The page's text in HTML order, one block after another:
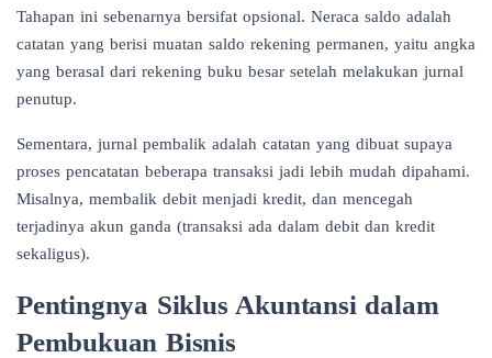
Tahapan ini sebenarnya bersifat opsional. Neraca saldo adalah
catatan yang berisi muatan saldo rekening permanen, yaitu angka
yang berasal dari rekening buku besar setelah melakukan jurnal
penutup.
Sementara, jurnal pembalik adalah catatan yang dibuat supaya
proses pencatatan beberapa transaksi jadi lebih mudah dipahami.
Misalnya, membalik debit menjadi kredit, dan mencegah
terjadinya akun ganda (transaksi ada dalam debit dan kredit
sekaligus).
Pentingnya Siklus Akuntansi dalam
Pembukuan Bisnis